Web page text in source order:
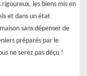
les biens mis en
et dans un état
sans dépenser de
préparés par le
ne serez pas déçu !